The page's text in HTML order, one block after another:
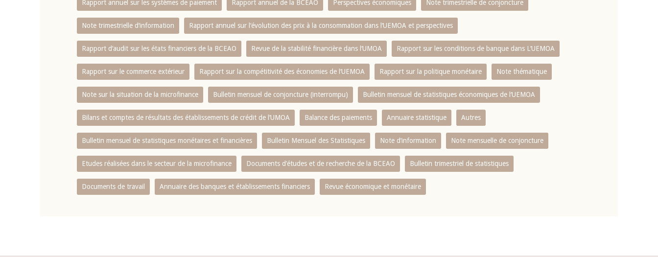
Rapport annuel sur les systèmes de paiement Rapport annuel de la BCEAO Perspectives économiques Note trimestrielle de conjoncture
Note trimestrielle d‘information Rapport annuel sur l‘évolution des prix à la consommation dans l‘UEMOA et perspectives
Rapport d‘audit sur les états financiers de la BCEAO Revue de la stabilité financière dans l‘UMOA Rapport sur les conditions de banque dans L‘UEMOA
Rapport sur le commerce extérieur Rapport sur la compétitivité des économies de l‘UEMOA Rapport sur la politique monétaire Note thématique
Note sur la situation de la microfinance Bulletin mensuel de conjoncture (interrompu) Bulletin mensuel de statistiques économiques de l‘UEMOA
Bilans et comptes de résultats des établissements de crédit de l‘UMOA Balance des paiements Annuaire statistique Autres
Bulletin mensuel de statistiques monétaires et financières Bulletin Mensuel des Statistiques Note d’information Note mensuelle de conjoncture
Etudes réalisées dans le secteur de la microfinance Documents d’études et de recherche de la BCEAO Bulletin trimestriel de statistiques
Documents de travail Annuaire des banques et établissements financiers Revue économique et monétaire